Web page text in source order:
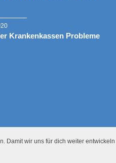
wir uns für dich weiter
Krankenkassen Probleme